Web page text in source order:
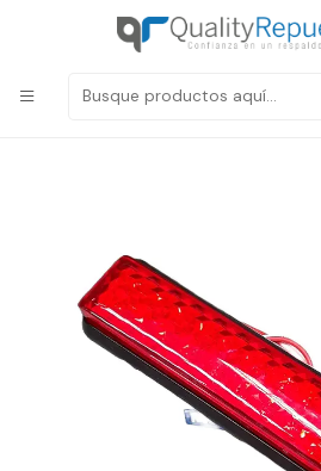
Despachos a todo